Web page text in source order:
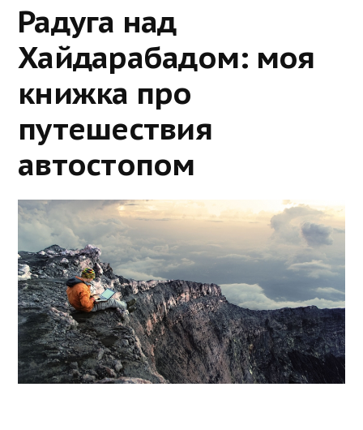
Радуга над
Хайдарабадом: моя
книжка про
путешествия
автостопом